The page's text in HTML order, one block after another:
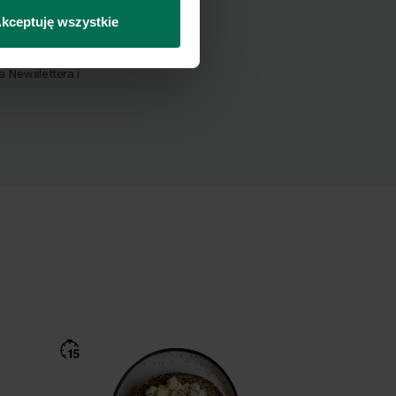
wszystkie
Wyślij
Newslettera i